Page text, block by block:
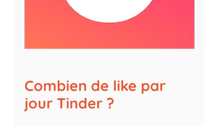
Combien de like par
jour Tinder ?